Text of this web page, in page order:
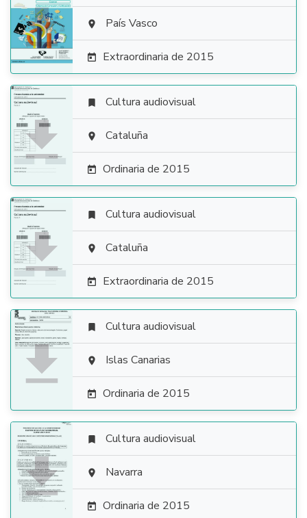
  País Vasco
 Extraordinaria de 2015

 Cultura audiovisual
 Cataluña
 Ordinaria de 2015

 Cultura audiovisual
 Cataluña
 Extraordinaria de 2015

 Cultura audiovisual
 Islas Canarias
 Ordinaria de 2015

 Cultura audiovisual
 Navarra
 Ordinaria de 2015